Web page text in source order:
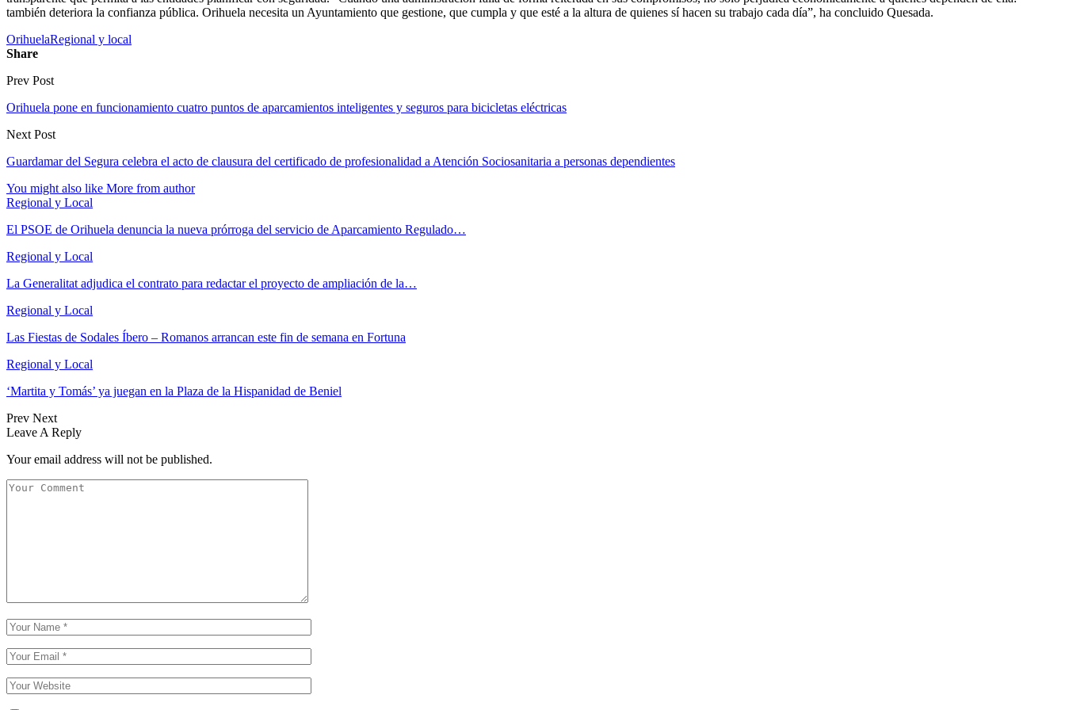
también deteriora la confianza pública. Orihuela necesita un Ayuntamiento que gestione, que cumpla y que esté a la altura de quienes sí hacen su trabajo cada día”, ha concluido Quesada.
OrihuelaRegional y local
Share
Prev Post
Orihuela pone en funcionamiento cuatro puntos de aparcamientos inteligentes y seguros para bicicletas eléctricas
Next Post
Guardamar del Segura celebra el acto de clausura del certificado de profesionalidad a Atención Sociosanitaria a personas dependientes
You might also like More from author
Regional y Local
El PSOE de Orihuela denuncia la nueva prórroga del servicio de Aparcamiento Regulado…
Regional y Local
La Generalitat adjudica el contrato para redactar el proyecto de ampliación de la…
Regional y Local
Las Fiestas de Sodales Íbero – Romanos arrancan este fin de semana en Fortuna
Regional y Local
‘Martita y Tomás’ ya juegan en la Plaza de la Hispanidad de Beniel
Prev Next
Leave A Reply
Your email address will not be published.